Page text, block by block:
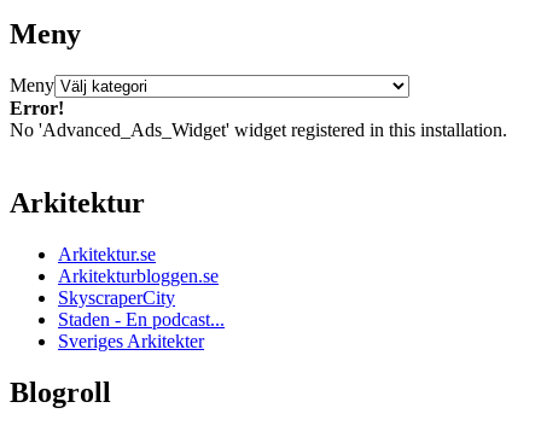
Meny
Meny
Error!
No 'Advanced_Ads_Widget' widget registered in this installation.
Arkitektur
Arkitektur.se
Arkitekturbloggen.se
SkyscraperCity
Staden - En podcast...
Sveriges Arkitekter
Blogroll